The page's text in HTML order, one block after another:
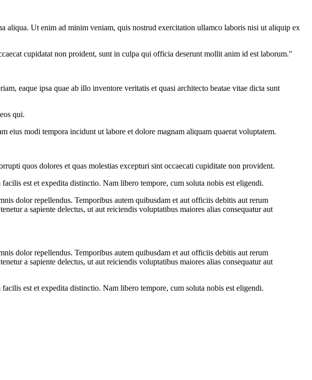
aliqua. Ut enim ad minim veniam, quis nostrud exercitation ullamco laboris nisi ut aliquip ex
cupidatat non proident, sunt in culpa qui officia deserunt mollit anim id est laborum."
eaque ipsa quae ab illo inventore veritatis et quasi architecto beatae vitae dicta sunt
qui.
eius modi tempora incidunt ut labore et dolore magnam aliquam quaerat voluptatem.
quos dolores et quas molestias excepturi sint occaecati cupiditate non provident.
est et expedita distinctio. Nam libero tempore, cum soluta nobis est eligendi.
dolor repellendus. Temporibus autem quibusdam et aut officiis debitis aut rerum
a sapiente delectus, ut aut reiciendis voluptatibus maiores alias consequatur aut
dolor repellendus. Temporibus autem quibusdam et aut officiis debitis aut rerum
a sapiente delectus, ut aut reiciendis voluptatibus maiores alias consequatur aut
est et expedita distinctio. Nam libero tempore, cum soluta nobis est eligendi.